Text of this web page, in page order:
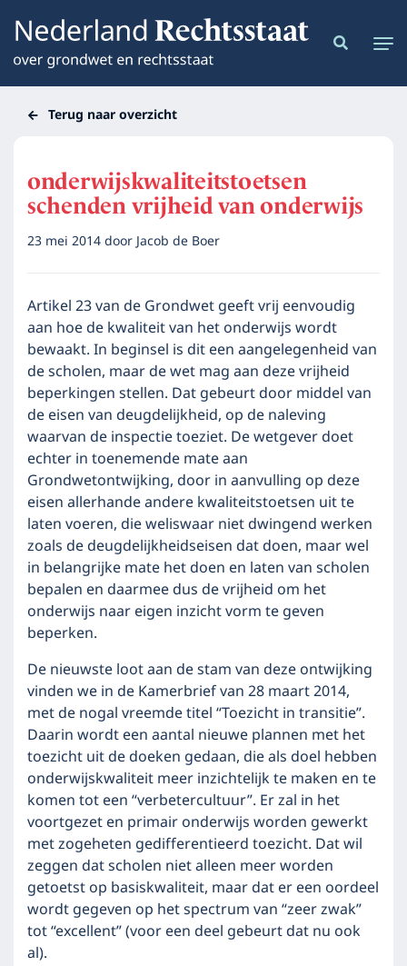
Terug naar overzicht
onderwijskwaliteitstoetsen
schenden vrijheid van onderwijs
23 mei 2014doorJacob de Boer
Artikel 23 van de Grondwet geeft vrij eenvoudig
aan hoe de kwaliteit van het onderwijs wordt
bewaakt. In beginsel is dit een aangelegenheid van
de scholen, maar de wet mag aan deze vrijheid
beperkingen stellen. Dat gebeurt door middel van
de eisen van deugdelijkheid, op de naleving
waarvan de inspectie toeziet. De wetgever doet
echter in toenemende mate aan
Grondwetontwijking, door in aanvulling op deze
eisen allerhande andere kwaliteitstoetsen uit te
laten voeren, die weliswaar niet dwingend werken
zoals de deugdelijkheidseisen dat doen, maar wel
in belangrijke mate het doen en laten van scholen
bepalen en daarmee dus de vrijheid om het
onderwijs naar eigen inzicht vorm te geven
beperken.
De nieuwste loot aan de stam van deze ontwijking
vinden we in de Kamerbrief van 28 maart 2014,
met de nogal vreemde titel “Toezicht in transitie”.
Daarin wordt een aantal nieuwe plannen met het
toezicht uit de doeken gedaan, die als doel hebben
onderwijskwaliteit meer inzichtelijk te maken en te
komen tot een “verbetercultuur”. Er zal in het
voortgezet en primair onderwijs worden gewerkt
met zogeheten gedifferentieerd toezicht. Dat wil
zeggen dat scholen niet alleen meer worden
getoetst op basiskwaliteit, maar dat er een oordeel
wordt gegeven op het spectrum van “zeer zwak”
tot “excellent” (voor een deel gebeurt dat nu ook
al).